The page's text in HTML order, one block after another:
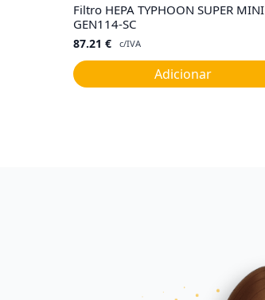
Filtro HEPA TYPHOON SUPER MINI
GEN114-SC
87.21 € c/IVA
Adicionar